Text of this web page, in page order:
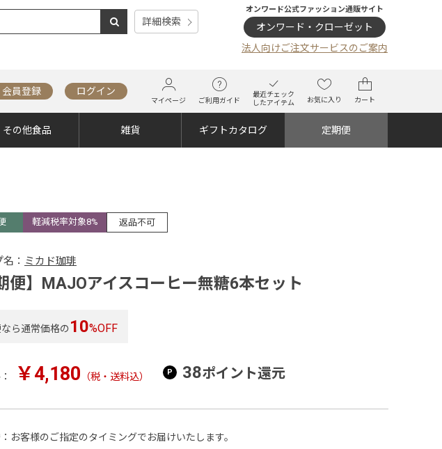
詳細検索
オンワード公式ファッション通販サイト
オンワード・クローゼット
法人向けご注文サービスのご案内
会員登録 ログイン
マイページ ご利用ガイド
最近チェック
したアイテム
お気に入り カート
その他食品 雑貨 ギフトカタログ 定期便
軽減税率対象8% 返品不可
： ミカド珈琲
便】MAJOアイスコーヒー無糖6本セット
ら通常価格の 10%OFF
￥4,180 （税・送料込） 38ポイント還元
お客様のご指定のタイミングでお届けいたします。